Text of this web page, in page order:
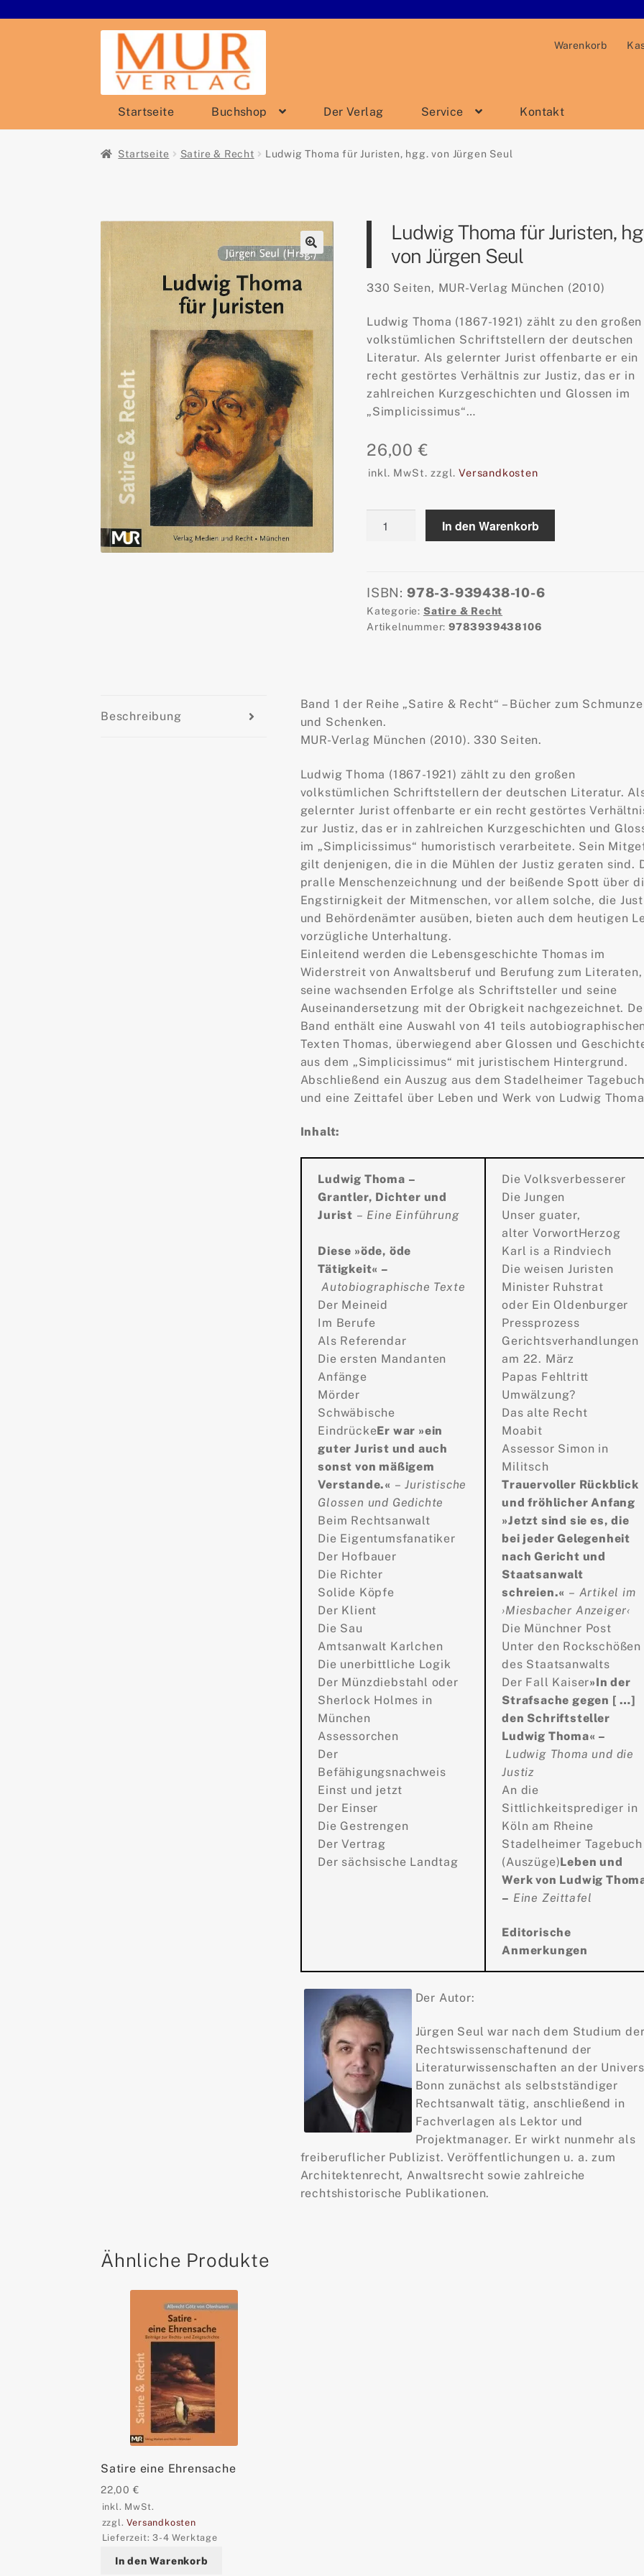
Zur
Navigation
springen
Zum
Inhalt
springen
Warenkorb
Startseite Buchshop Der Verlag Service Kontakt
Startseite Satire & Recht Ludwig Thoma für Juristen, hgg. von Jürgen Seul
🔍
Ludwig Thoma für Juristen,
von Jürgen Seul
330 Seiten, MUR-Verlag München (2010)
Ludwig Thoma (1867-1921) zählt zu den großen
volkstümlichen Schriftstellern der deutschen
Literatur. Als gelernter Jurist offenbarte er ein
recht gestörtes Verhältnis zur Justiz, das er in
zahlreichen Kurzgeschichten und Glossen im
„Simplicissimus“…
26,00€
inkl. MwSt. zzgl.Versandkosten
hgg.
von
Jürgen
In den Warenkorb
ISBN: 978-3-939438-10-6
Kategorie: Satire & Recht
Artikelnummer:9783939438106
Beschreibung
Band 1 der Reihe „Satire & Recht“ – Bücher zum
und Schenken.
MUR-Verlag München (2010). 330 Seiten.
Ludwig Thoma (1867-1921) zählt zu den großen
volkstümlichen Schriftstellern der deutschen Literatur.
gelernter Jurist offenbarte er ein recht gestörtes
zur Justiz, das er in zahlreichen Kurzgeschichten und
im „Simplicissimus“ humoristisch verarbeitete. Sein
gilt denjenigen, die in die Mühlen der Justiz geraten sind.
pralle Menschenzeichnung und der beißende Spott über
Engstirnigkeit der Mitmenschen, vor allem solche, die
und Behördenämter ausüben, bieten auch dem heutigen
vorzügliche Unterhaltung.
Einleitend werden die Lebensgeschichte Thomas im
Widerstreit von Anwaltsberuf und Berufung zum Literaten,
seine wachsenden Erfolge als Schriftsteller und seine
Auseinandersetzung mit der Obrigkeit nachgezeichnet.
Band enthält eine Auswahl von 41 teils
Texten Thomas, überwiegend aber Glossen und
aus dem „Simplicissimus“ mit juristischem Hintergrund.
Abschließend ein Auszug aus dem Stadelheimer Tagebuch
und eine Zeittafel über Leben und Werk von Ludwig
Inhalt:
Ludwig Thoma –
Grantler, Dichter und
Jurist – Eine Einführung
Diese »öde, öde
Tätigkeit« –
Autobiographische Texte
Der Meineid
Im Berufe
Als Referendar
Die ersten Mandanten
Anfänge
Mörder
Schwäbische
EindrückeEr war »ein
guter Jurist und auch
sonst von mäßigem
Verstande.« –Juristische
Glossen und Gedichte
Beim Rechtsanwalt
Die Eigentumsfanatiker
Der Hofbauer
Die Richter
Solide Köpfe
Der Klient
Die Sau
Amtsanwalt Karlchen
Die unerbittliche Logik
Der Münzdiebstahl oder
Sherlock Holmes in
München
Assessorchen
Der
Befähigungsnachweis
Einst und jetzt
Der Einser
Die Gestrengen
Der Vertrag
Der sächsische Landtag
Die Volksverbesserer
Die Jungen
Unser guater,
alter VorwortHerzog
Karl is a Rindviech
Die weisen Juristen
Minister Ruhstrat
oder Ein Oldenburger
Pressprozess
Gerichtsverhandlungen
am 22. März
Papas Fehltritt
Umwälzung?
Das alte Recht
Moabit
Assessor Simon in
Militsch
Trauervoller Rückblick
und fröhlicher Anfang
»Jetzt sind sie es, die
bei jeder Gelegenheit
nach Gericht und
Staatsanwalt
schreien.« – Artikel im
›Miesbacher Anzeiger‹
Die Münchner Post
Unter den Rockschößen
des Staatsanwalts
Der Fall Kaiser»In der
Strafsache gegen [ …]
den Schriftsteller
Ludwig Thoma« –
Ludwig Thoma und die
Justiz
An die
Sittlichkeitsprediger in
Köln am Rheine
Stadelheimer Tagebuch
(Auszüge)Leben und
Werk von Ludwig
– Eine Zeittafel
Editorische
Anmerkungen
Der Autor:
Jürgen Seul war nach dem Studium
Rechtswissenschaftenund der
Literaturwissenschaften an der
Bonn zunächst als selbstständiger
Rechtsanwalt tätig, anschließend in
Fachverlagen als Lektor und
Projektmanager. Er wirkt nunmehr als
freiberuflicher Publizist. Veröffentlichungen u. a. zum
Architektenrecht, Anwaltsrecht sowie zahlreiche
rechtshistorische Publikationen.
Ähnliche Produkte
Satire eine Ehrensache
22,00 €
inkl. MwSt.
zzgl.Versandkosten
Lieferzeit:3-4 Werktage
In den Warenkorb